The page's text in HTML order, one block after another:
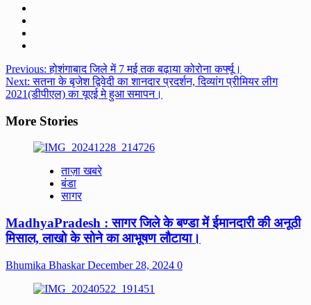
Post
navigation
Previous:होशंगाबाद जिले में 7 मई तक बढ़ाया कोरोना कर्फ्यू।
Next:सतना के बृजेश द्विवेदी का शानदार प्रदर्शन, दिव्यांग प्रीमियर लीग
2021(डीपीएल) का यूएई मे हुआ समापन।
More Stories
ताज़ा खबरे
बंडा
सागर
MadhyaPradesh : सागर जिले के बण्डा में ईमानदारी की अनूठी
मिसाल, लाखो के सोने का आभूषण लौटाया।
Bhumika BhaskarDecember 28, 2024 0